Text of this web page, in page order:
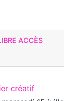
ACCÈS
créatif